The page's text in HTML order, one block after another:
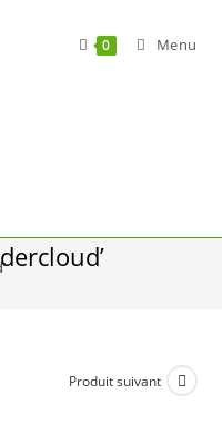
0 Menu
Produit suivant